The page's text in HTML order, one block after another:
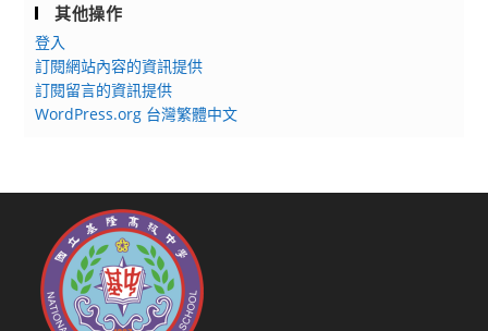
其他操作
登入
訂閱網站內容的資訊提供
訂閱留言的資訊提供
WordPress.org 台灣繁體中文